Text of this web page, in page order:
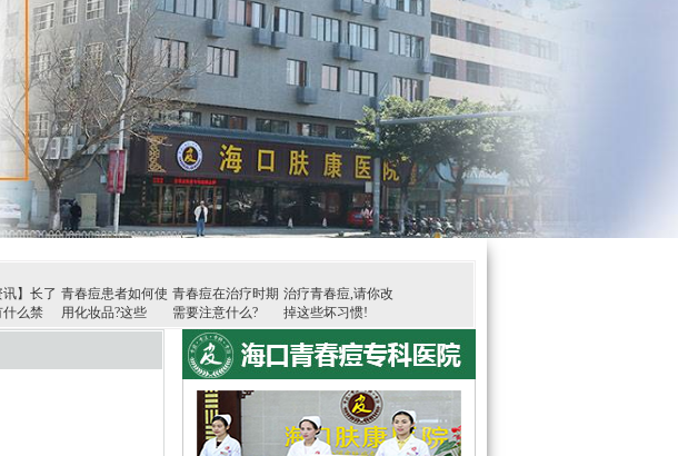
讯】长了
什么禁
青春痘患者如何使
用化妆品?这些
青春痘在治疗时期
需要注意什么?
治疗青春痘,请你改
掉这些坏习惯!